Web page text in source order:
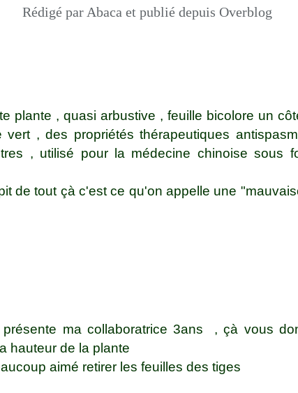
Rédigé par Abaca et publié depuis Overblog
plante , quasi arbustive , feuille bicolore un
vert , des propriétés thérapeutiques
, utilisé pour la médecine chinoise sous
de tout çà c'est ce qu'on appelle une
ma collaboratrice 3ans , çà vous
hauteur de la plante
aimé retirer les feuilles des tiges